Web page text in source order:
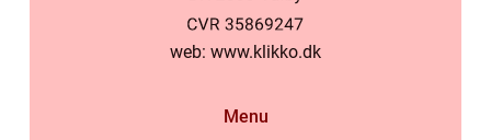
web: www.klikko.dk
Menu